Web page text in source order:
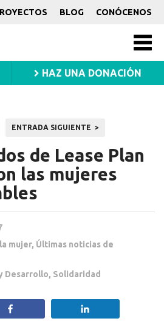
BLOG CONÓCENOS
HAZ UNA DONACIÓN
ENTRADA SIGUIENTE
de Lease Plan
las mujeres
mujer, Últimas noticias de
Desarrollo, Solidaridad